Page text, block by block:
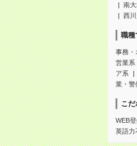
南
西
職種
事務・
営業系
ア系
業・警
こ
WEB
英語力